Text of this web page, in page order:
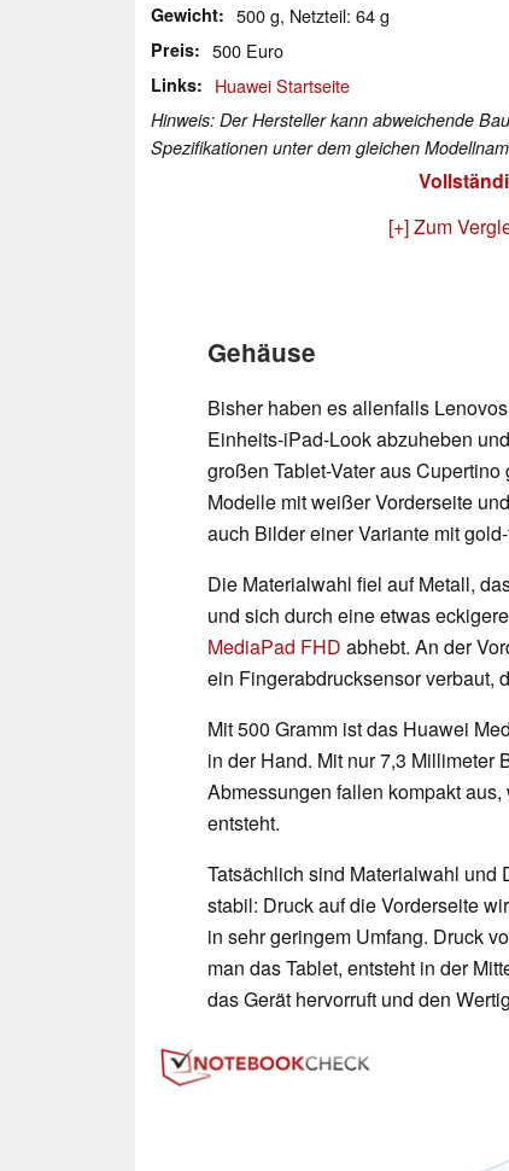
Gewicht 500 g, Netzteil: 64 g
Preis 500 Euro
Links Huawei Startseite
Hinweis: Der Hersteller kann abweichende
Spezifikationen unter dem gleichen
[+] Zum
Gehäuse
Bisher haben es allenfalls
Einheits-iPad-Look abzuheben
großen Tablet-Vater aus
Modelle mit weißer Vorderseite
auch Bilder einer Variante mit
Die Materialwahl fiel auf Metall,
und sich durch eine etwas
MediaPad FHD abhebt. An der
ein Fingerabdrucksensor verbaut,
Mit 500 Gramm ist das Huawei
in der Hand. Mit nur 7,3 Millimeter
Abmessungen fallen kompakt
entsteht.
Tatsächlich sind Materialwahl und
stabil: Druck auf die Vorderseite
in sehr geringem Umfang. Druck
man das Tablet, entsteht in der
das Gerät hervorruft und den